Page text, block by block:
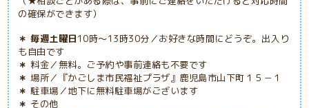
の確保ができます）
＊ 毎週土曜日10時～13時30分／お好きな時間にどうぞ。出入り
も自由です
＊ 料金／無料。ご予約や事前連絡も不要です
＊ 場所／『かごしま市民福祉プラザ』鹿児島市山下町１５－１
＊ 駐車場／地下に無料駐車場がございます
＊ その他